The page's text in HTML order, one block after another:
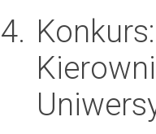
Konkurs: